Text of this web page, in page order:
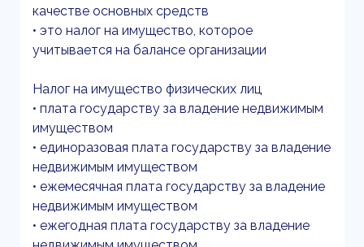
качестве основных средств
• это налог на имущество, которое
учитывается на балансе организации
Налог на имущество физических лиц
• плата государству за владение недвижимым
имуществом
• единоразовая плата государству за владение
недвижимым имуществом
• ежемесячная плата государству за владение
недвижимым имуществом
• ежегодная плата государству за владение